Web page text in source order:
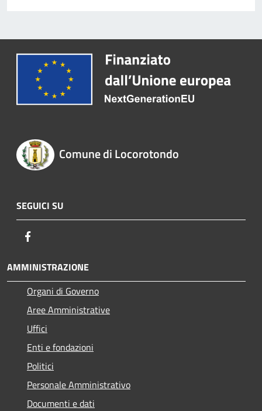
Comune di Locorotondo
SEGUICI SU
AMMINISTRAZIONE
Organi di Governo
Aree Amministrative
Uffici
Enti e fondazioni
Politici
Personale Amministrativo
Documenti e dati